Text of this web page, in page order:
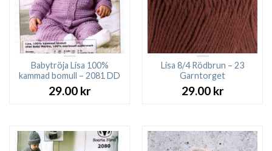
Babytröja Lisa 100%
kammad bomull – 2081 DD
29.00 kr
Lisa 8/4 Rödbrun – 23
Garntorget
29.00 kr